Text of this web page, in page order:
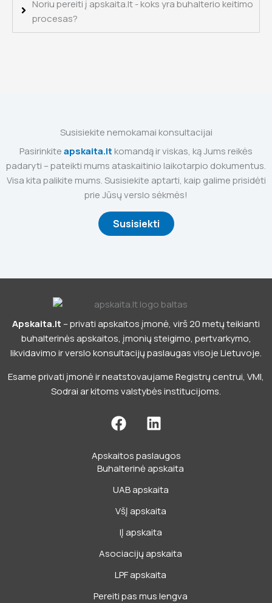
Noriu pereiti į apskaita.lt - koks yra buhalterio keitimo
procesas?
Susisiekite nemokamai konsultacijai
Pasirinkiteapskaita.lt komandą ir viskas, ką Jums reikės
padaryti – pateikti mums ataskaitinio laikotarpio dokumentus.
Visa kita palikite mums. Susisiekite aptarti, kaip galime prisidėti
prie Jūsų verslo sėkmės!
Susisiekti
Apskaita.lt – privati apskaitos įmonė, virš 20 metų teikianti
buhalterinės apskaitos, įmonių steigimo, pertvarkymo,
likvidavimo ir verslo konsultacijų paslaugas visoje Lietuvoje.
Esame privati įmonė ir neatstovaujame Registrų centrui, VMI,
Sodrai ar kitoms valstybės institucijoms.
F
a
e
b
o
o
k
L
i
k
e
d
i
n
Apskaitos paslaugos
Buhalterinė apskaita
UAB apskaita
VšĮ apskaita
IĮ apskaita
Asociacijų apskaita
LPF apskaita
Pereiti pas mus lengva